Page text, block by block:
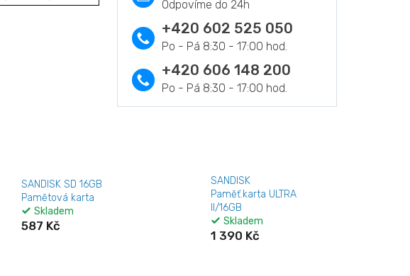
karet
+420 602 525 050
+420 606 148 200
SANDISK SD 16GB
Pamětová karta
Skladem
587 Kč
SANDISK
Paměť.karta ULTRA
II/16GB
Skladem
1 390 Kč